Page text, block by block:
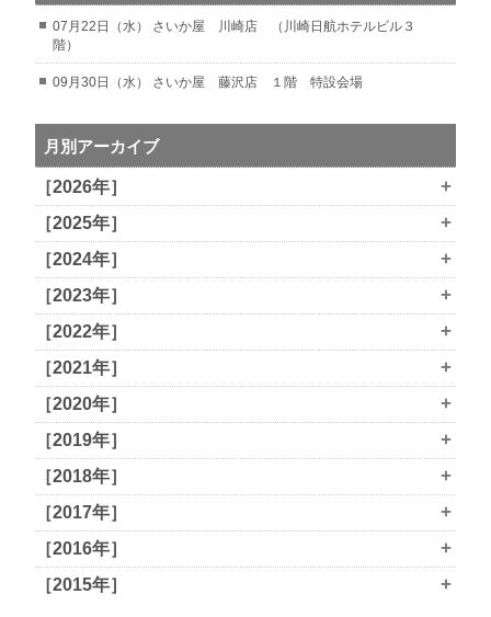
07月22日（水） さいか屋 川崎店 （川崎日航ホテルビル３
階）
09月30日（水） さいか屋 藤沢店 １階 特設会場
月別アーカイブ
［2026年］ +
［2025年］ +
［2024年］ +
［2023年］ +
［2022年］ +
［2021年］ +
［2020年］ +
［2019年］ +
［2018年］ +
［2017年］ +
［2016年］ +
［2015年］ +